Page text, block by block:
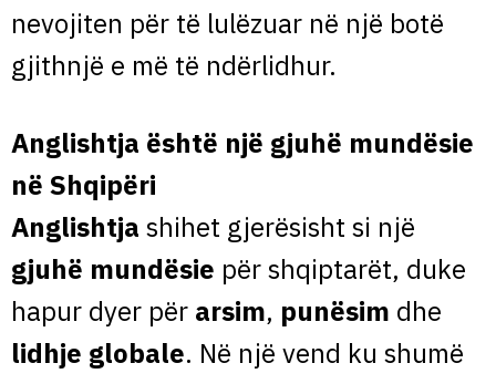
nevojiten për të lulëzuar në një botë
gjithnjë e më të ndërlidhur.
Anglishtja është një gjuhë mundësie
në Shqipëri
Anglishtja shihet gjerësisht si një
gjuhë mundësie për shqiptarët, duke
hapur dyer për arsim, punësim dhe
lidhje globale. Në një vend ku shumë